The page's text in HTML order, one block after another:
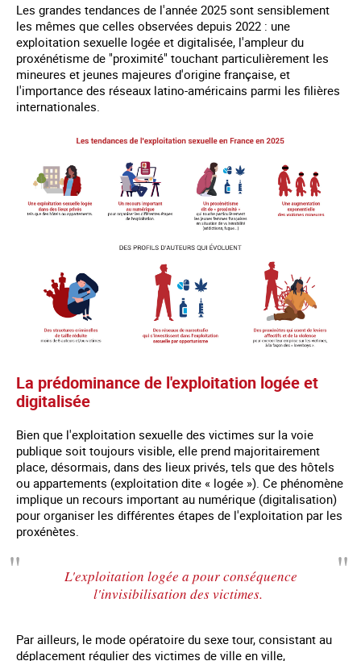
Les grandes tendances de l'année 2025 sont sensiblement
les mêmes que celles observées depuis 2022 : une
exploitation sexuelle logée et digitalisée, l'ampleur du
proxénétisme de "proximité" touchant particulièrement les
mineures et jeunes majeures d'origine française, et
l'importance des réseaux latino-américains parmi les filières
internationales.
La prédominance de l'exploitation logée et
digitalisée
Bien que l'exploitation sexuelle des victimes sur la voie
publique soit toujours visible, elle prend majoritairement
place, désormais, dans des lieux privés, tels que des hôtels
ou appartements (exploitation dite « logée »). Ce phénomène
implique un recours important au numérique (digitalisation)
pour organiser les différentes étapes de l'exploitation par les
proxénètes.
L'exploitation logée a pour conséquence
l'invisibilisation des victimes.
Par ailleurs, le mode opératoire du sexe tour, consistant au
déplacement régulier des victimes de ville en ville,